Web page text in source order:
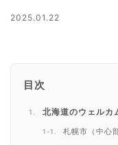
2025.01.22
目次
北海道のウェルカ
札幌市（中心